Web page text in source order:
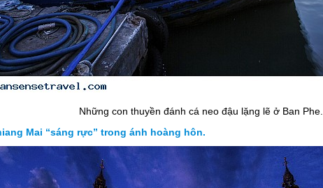
Những con thuyền đánh cá neo đậu lặng lẽ ở Ban Phe.
Mai “sáng rực” trong ánh hoàng hôn.